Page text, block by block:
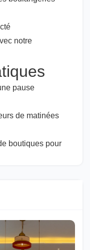
notre
pause
de matinées
boutiques pour